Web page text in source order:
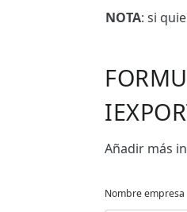
NOTA: si
Añadir más
Nombre empresa